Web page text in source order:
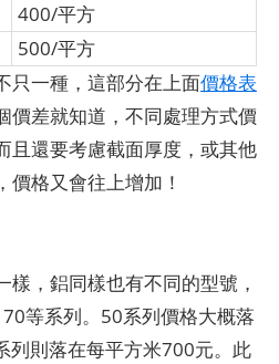
400/平方
500/平方
只一種，這部分在上面價格表
價差就知道，不同處理方式價
且還要考慮截面厚度，或其他
格又會往上增加！
，鋁同樣也有不同的型號，
等系列。50系列價格大概落
列則落在每平方米700元。此